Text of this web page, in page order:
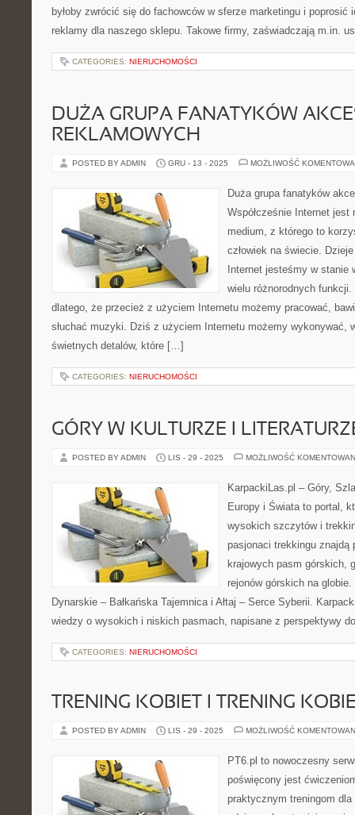
byłoby zwrócić się do fachowców w sferze marketingu i poprosić
reklamy dla naszego sklepu. Takowe firmy, zaświadczają m.in.
CATEGORIES: NIERUCHOMOŚCI
DUŻA GRUPA FANATYKÓW
REKLAMOWYCH
POSTED BY ADMIN GRU - 13 - 2025 MOŻLIWOŚĆ
Duża grupa fanatyków
Współcześnie Internet
medium, z którego to
człowiek na świecie.
Internet jesteśmy w
wielu różnorodnych funkcji.
dlatego, że przecież z użyciem Internetu możemy pracować,
słuchać muzyki. Dziś z użyciem Internetu możemy wykonywać,
świetnych detalów, które […]
CATEGORIES: NIERUCHOMOŚCI
GÓRY W KULTURZE I
POSTED BY ADMIN LIS - 29 - 2025 MOŻLIWOŚĆ
KarpackiLas.pl – Góry,
Europy i Świata to portal,
wysokich szczytów i
pasjonaci trekkingu znajdą
krajowych pasm górskich,
rejonów górskich na
Dynarskie – Bałkańska Tajemnica i Ałtaj – Serce Syberii.
wiedzy o wysokich i niskich pasmach, napisane z perspektywy
CATEGORIES: NIERUCHOMOŚCI
TRENING KOBIET I TRENING
POSTED BY ADMIN LIS - 29 - 2025 MOŻLIWOŚĆ
PT6.pl to nowoczesny
poświęcony jest
praktycznym treningom